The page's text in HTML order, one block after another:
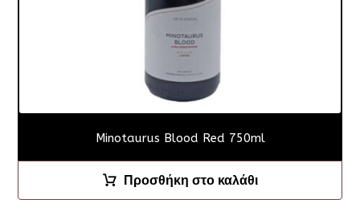
Minotaurus Blood Red 750ml
Προσθήκη στο καλάθι